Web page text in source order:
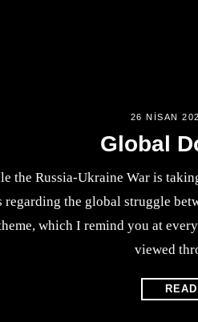
26 NISAN
Global
the Russia-Ukraine War is
regarding the global struggle
which I remind you at
viewed